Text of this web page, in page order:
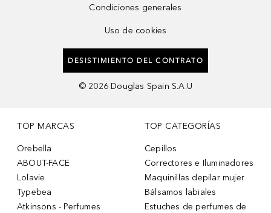
Condiciones generales
Uso de cookies
DESISTIMIENTO DEL CONTRATO
© 2026 Douglas Spain S.A.U
TOP MARCAS
Orebella
ABOUT-FACE
Lolavie
Typebea
Atkinsons - Perfumes
TOP CATEGORÍAS
Cepillos
Correctores e Iluminadores
Maquinillas depilar mujer
Bálsamos labiales
Estuches de perfumes de